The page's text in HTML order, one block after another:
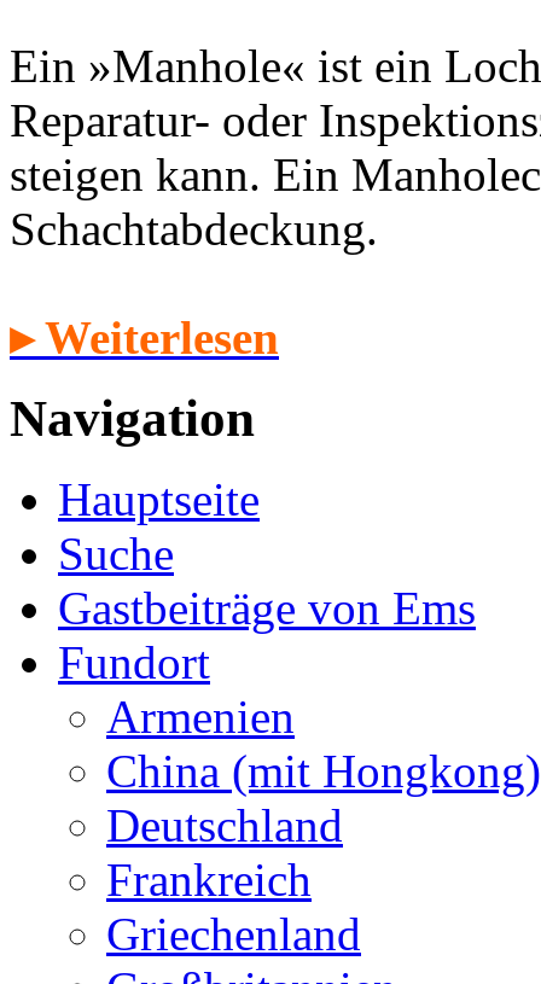
Ein »Manhole« ist ein
Reparatur- oder
steigen kann. Ein
Schachtabdeckung.
▸ Weiterlesen
Navigation
Hauptseite
Suche
Gastbeiträge von Ems
Fundort
Armenien
China (mit Hongkong)
Deutschland
Frankreich
Griechenland